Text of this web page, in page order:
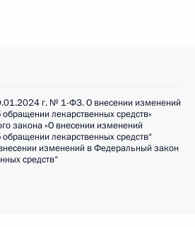
г. № 1-ФЗ. О внесении изменений
лекарственных средств»
закона «О внесении изменений
лекарственных средств“
изменений в Федеральный закон
средств“